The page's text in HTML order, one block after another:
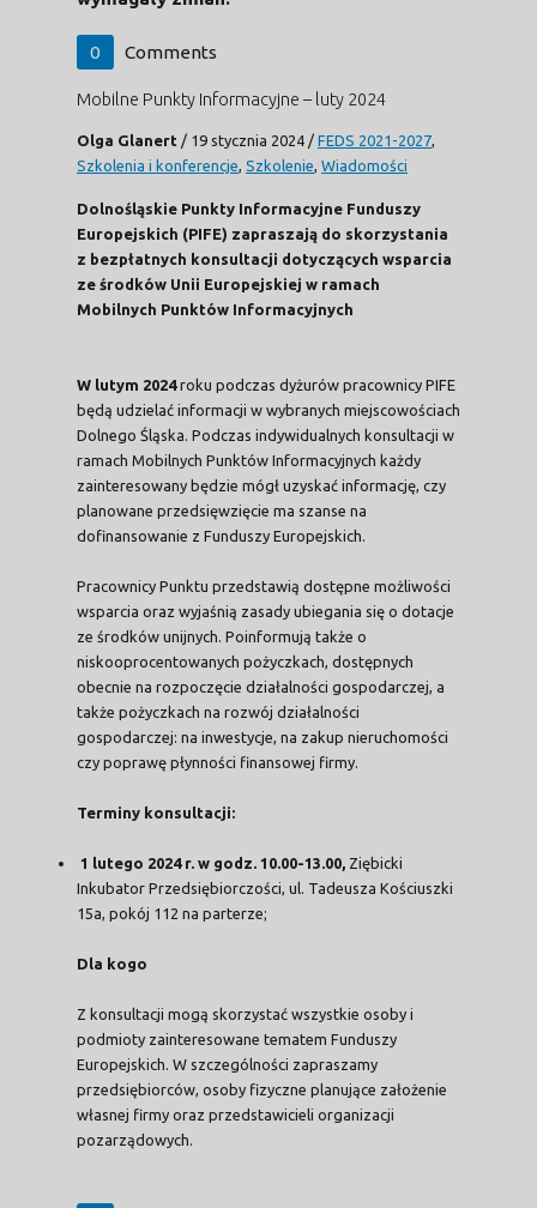
0 Comments
Mobilne Punkty Informacyjne – luty 2024
Olga Glanert / 19 stycznia 2024 / FEDS 2021-2027
Szkolenia i konferencje Szkolenie Wiadomości
Dolnośląskie Punkty Informacyjne Funduszy
Europejskich (PIFE) zapraszają do skorzystania
z bezpłatnych konsultacji dotyczących wsparcia
ze środków Unii Europejskiej w ramach
Mobilnych Punktów Informacyjnych
W lutym 2024roku podczas dyżurów pracownicy PIFE
będą udzielać informacji w wybranych miejscowościach
Dolnego Śląska. Podczas indywidualnych konsultacji w
ramach Mobilnych Punktów Informacyjnych każdy
zainteresowany będzie mógł uzyskać informację, czy
planowane przedsięwzięcie ma szanse na
dofinansowanie z Funduszy Europejskich.
Pracownicy Punktu przedstawią dostępne możliwości
wsparcia oraz wyjaśnią zasady ubiegania się o dotacje
ze środków unijnych. Poinformują także o
niskooprocentowanych pożyczkach, dostępnych
obecnie na rozpoczęcie działalności gospodarczej, a
także pożyczkach na rozwój działalności
gospodarczej: na inwestycje, na zakup nieruchomości
czy poprawę płynności finansowej firmy.
Terminy konsultacji:
1 lutego 2024 r. w godz. 10.00-13.00, Ziębicki
Inkubator Przedsiębiorczości, ul. Tadeusza Kościuszki
15a, pokój 112 na parterze;
Dla kogo
Z konsultacji mogą skorzystać wszystkie osoby i
podmioty zainteresowane tematem Funduszy
Europejskich. W szczególności zapraszamy
przedsiębiorców, osoby fizyczne planujące założenie
własnej firmy oraz przedstawicieli organizacji
pozarządowych.